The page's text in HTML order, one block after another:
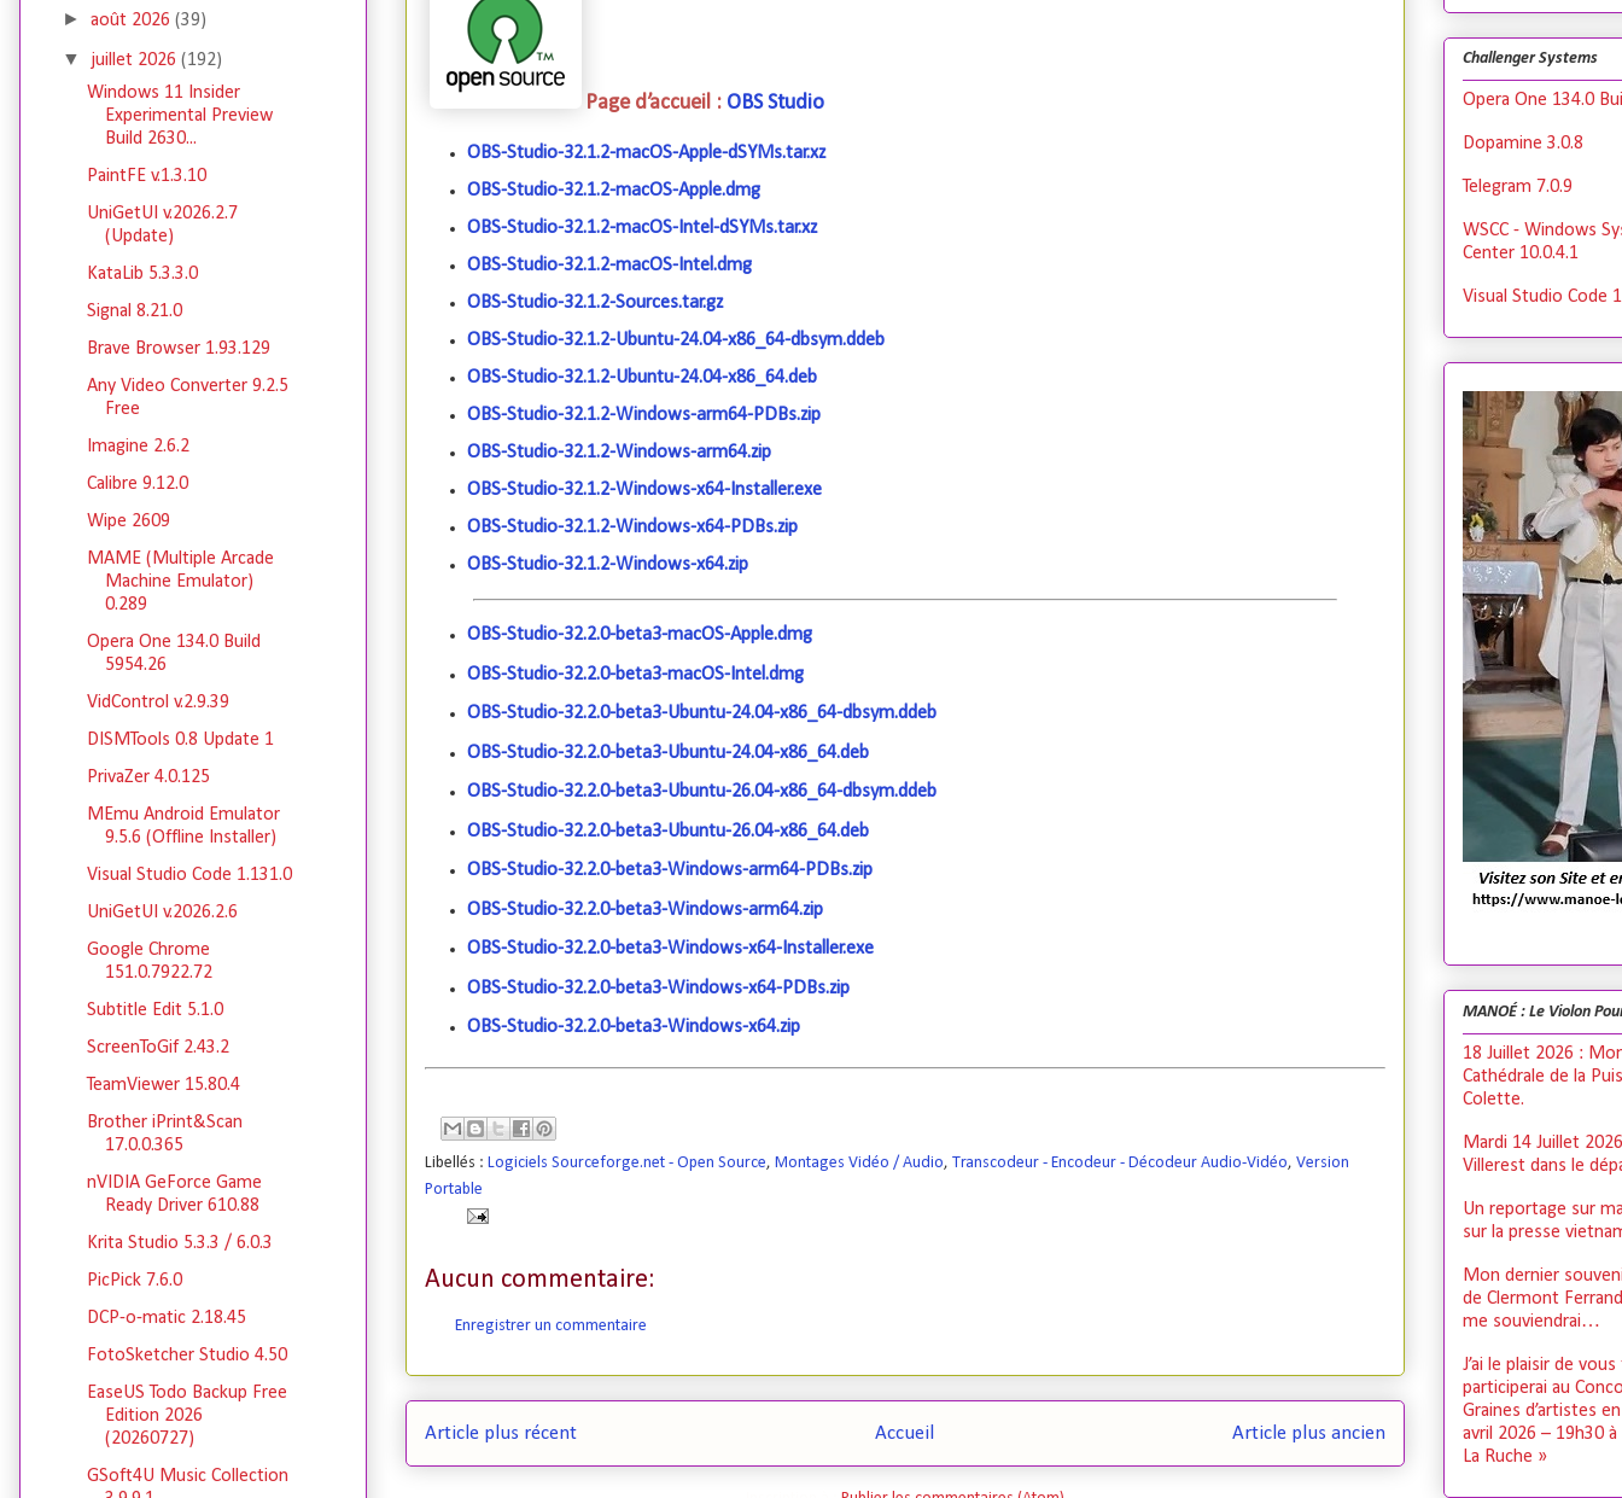
Page d’accueil : OBS Studio
OBS-Studio-32.1.2-macOS-Apple-dSYMs.tar.xz
OBS-Studio-32.1.2-macOS-Apple.dmg
OBS-Studio-32.1.2-macOS-Intel-dSYMs.tar.xz
OBS-Studio-32.1.2-macOS-Intel.dmg
OBS-Studio-32.1.2-Sources.tar.gz
OBS-Studio-32.1.2-Ubuntu-24.04-x86_64-dbsym.ddeb
OBS-Studio-32.1.2-Ubuntu-24.04-x86_64.deb
OBS-Studio-32.1.2-Windows-arm64-PDBs.zip
OBS-Studio-32.1.2-Windows-arm64.zip
OBS-Studio-32.1.2-Windows-x64-Installer.exe
OBS-Studio-32.1.2-Windows-x64-PDBs.zip
OBS-Studio-32.1.2-Windows-x64.zip
OBS-Studio-32.2.0-beta3-macOS-Apple.dmg
OBS-Studio-32.2.0-beta3-macOS-Intel.dmg
OBS-Studio-32.2.0-beta3-Ubuntu-24.04-x86_64-dbsym.ddeb
OBS-Studio-32.2.0-beta3-Ubuntu-24.04-x86_64.deb
OBS-Studio-32.2.0-beta3-Ubuntu-26.04-x86_64-dbsym.ddeb
OBS-Studio-32.2.0-beta3-Ubuntu-26.04-x86_64.deb
OBS-Studio-32.2.0-beta3-Windows-arm64-PDBs.zip
OBS-Studio-32.2.0-beta3-Windows-arm64.zip
OBS-Studio-32.2.0-beta3-Windows-x64-Installer.exe
OBS-Studio-32.2.0-beta3-Windows-x64-PDBs.zip
OBS-Studio-32.2.0-beta3-Windows-x64.zip
Libellés : Logiciels Sourceforge.net - Open Source, Montages Vidéo / Audio, Transcodeur - Encodeur - Décodeur Audio-Vidéo, Version
Portable
Aucun commentaire:
Enregistrer un commentaire
Article plus récent Article plus ancien
Accueil
►août 2026(39)
▼ juillet 2026(192)
Windows 11 Insider
Experimental Preview
Build 2630...
PaintFE v.1.3.10
UniGetUI v.2026.2.7
(Update)
KataLib 5.3.3.0
Signal 8.21.0
Brave Browser 1.93.129
Any Video Converter 9.2.5
Free
Imagine 2.6.2
Calibre 9.12.0
Wipe 2609
MAME (Multiple Arcade
Machine Emulator)
0.289
Opera One 134.0 Build
5954.26
VidControl v.2.9.39
DISMTools 0.8 Update 1
PrivaZer 4.0.125
MEmu Android Emulator
9.5.6 (Offline Installer)
Visual Studio Code 1.131.0
UniGetUI v.2026.2.6
Google Chrome
151.0.7922.72
Subtitle Edit 5.1.0
ScreenToGif 2.43.2
TeamViewer 15.80.4
Brother iPrint&Scan
17.0.0.365
nVIDIA GeForce Game
Ready Driver 610.88
Krita Studio 5.3.3 / 6.0.3
PicPick 7.6.0
DCP-o-matic 2.18.45
FotoSketcher Studio 4.50
EaseUS Todo Backup Free
Edition 2026
(20260727)
GSoft4U Music Collection
Challenger Systems
Opera One 134.0
Dopamine 3.0.8
Telegram 7.0.9
WSCC - Windows
Center 10.0.4.1
Visual Studio Code
MANOÉ : Le Violon
18 Juillet 2026 :
Cathédrale de la
Colette.
Mardi 14 Juillet
Villerest dans le
Un reportage sur
sur la presse
Mon dernier
de Clermont
me souviendrai…
J’ai le plaisir de
participerai au
Graines d’artistes
avril 2026 – 19h30
La Ruche »